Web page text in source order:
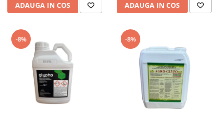
ADAUGA IN COS ADAUGA IN COS
-8% -8%